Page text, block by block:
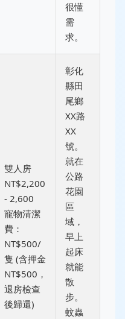
很懂
需
求。
雙人房
NT$2,200
- 2,600
寵物清潔
費：
NT$500/
隻 (含押金
NT$500，
退房檢查
後歸還)
彰化
縣田
尾鄉
XX路
XX
號。
就在
公路
花園
區
域，
早上
起床
就能
散
步。
蚊蟲